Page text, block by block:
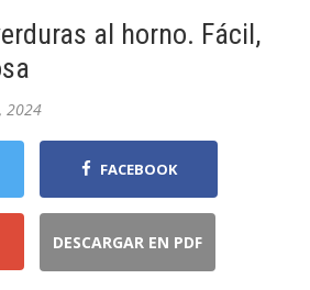
al horno. Fácil,
2024
FACEBOOK
DESCARGAR EN PDF